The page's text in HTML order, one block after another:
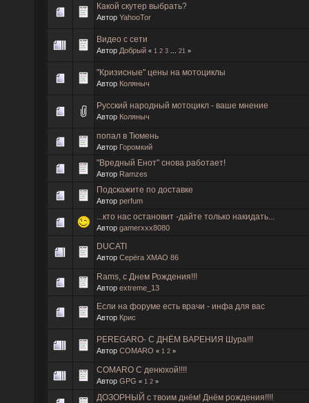
Какой скутер выбрать?
Автор YahooTor
Видео с сети
Автор Добрый « 1 2 3 21 »
"Кризисные" цены на мотоциклы
Автор Коляныч
Русский народный мотоцикл - ваше мнение
Автор Коляныч
попал в Тюмень
Автор Горомкий
"Вредный Енот" снова работает!
Автор Ramzes
Подскажите по доставке
Автор perfum
...кто нас остановит -дайте только накидать...
Автор gamerxxx8080
DUCATI
Автор Серёга ХМАО 86
Rams, с Днем Рождения!!!
Автор extreme_13
Если на форуме есть врачи - инфа для вас
Автор Крис
PEREGARO- С ДНЁМ ВАРЕНИЯ Шура!!!
Автор COMARO « 1 2 »
COMARO С денюхой!!!!
Автор GPG « 1 2 »
ДОЗОРНЫЙ с твоим днём! Днём рождения!!!!